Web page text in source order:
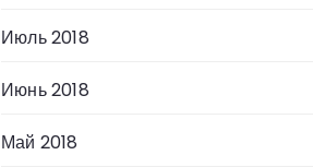
Июль 2018
Июнь 2018
Май 2018